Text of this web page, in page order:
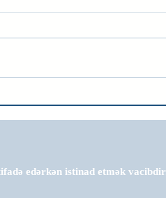
edərkən istinad etmək